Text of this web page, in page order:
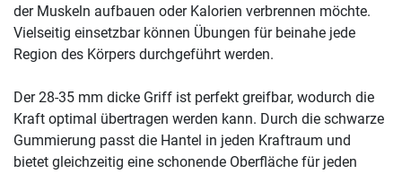
der Muskeln aufbauen oder Kalorien verbrennen möchte.
Vielseitig einsetzbar können Übungen für beinahe jede
Region des Körpers durchgeführt werden.
Der 28-35 mm dicke Griff ist perfekt greifbar, wodurch die
Kraft optimal übertragen werden kann. Durch die schwarze
Gummierung passt die Hantel in jeden Kraftraum und
bietet gleichzeitig eine schonende Oberfläche für jeden